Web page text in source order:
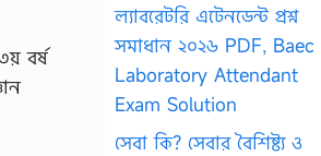
বর্ষ
ল্যাবরেটরি এটেনডেন্ট প্রশ্ন
সমাধান ২০২৬ PDF, Baec
Laboratory Attendant
Exam Solution
সেবা কি? সেবার বৈশিষ্ট্য ও